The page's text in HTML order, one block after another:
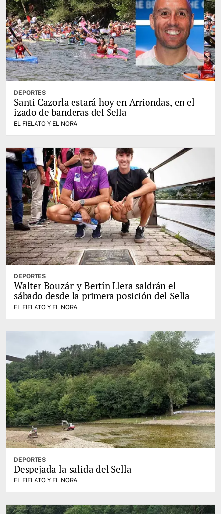
DEPORTES
Santi Cazorla estará hoy en Arriondas, en el
izado de banderas del Sella
EL FIELATO Y EL NORA
DEPORTES
Walter Bouzán y Bertín Llera saldrán el
sábado desde la primera posición del Sella
EL FIELATO Y EL NORA
DEPORTES
Despejada la salida del Sella
EL FIELATO Y EL NORA